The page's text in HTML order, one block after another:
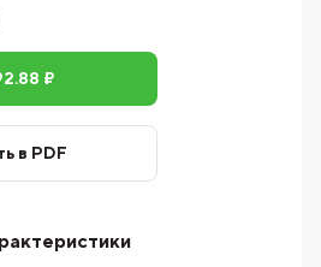
₽
в PDF